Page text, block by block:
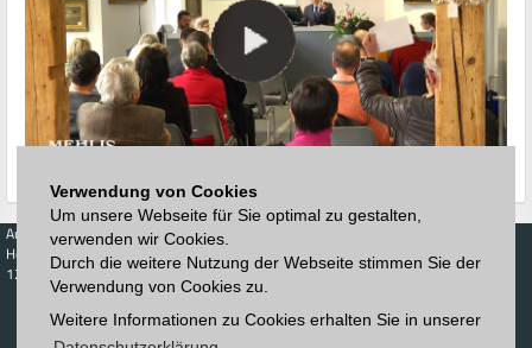
Verwendung von Cookies
Um unsere Webseite für Sie optimal zu gestalten,
verwenden wir Cookies.
Durch die weitere Nutzung der Webseite stimmen Sie der
Verwendung von Cookies zu.
Weitere Informationen zu Cookies erhalten Sie in unserer
Auktionen
Höchstzuschläge
123. Auktion
Zeitplan
Katalog
Kaufen
Kalender
Höchstzuschläge
Auktionshaus
Registrieren